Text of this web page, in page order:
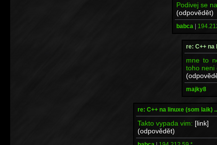
Podivej se
(odpovědět)
babca |
re: C++ na
mne to
toho neni
majky8
re: C++ na linuxe (som laik)
Takto vypada vim: [link]
(odpovědět)